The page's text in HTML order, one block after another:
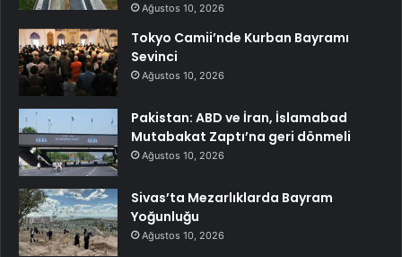
Ağustos 10, 2026
Tokyo Camii’nde Kurban Bayramı
Sevinci
Ağustos 10, 2026
Pakistan: ABD ve İran, İslamabad
Mutabakat Zaptı’na geri dönmeli
Ağustos 10, 2026
Sivas’ta Mezarlıklarda Bayram
Yoğunluğu
Ağustos 10, 2026